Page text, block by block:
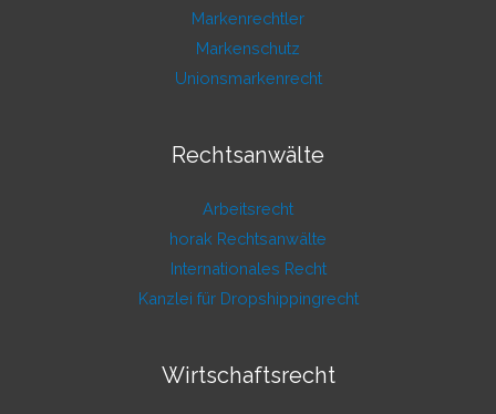
Markenrechtler
Markenschutz
Unionsmarkenrecht
Rechtsanwälte
Arbeitsrecht
horak Rechtsanwälte
Internationales Recht
Kanzlei für Dropshippingrecht
Wirtschaftsrecht